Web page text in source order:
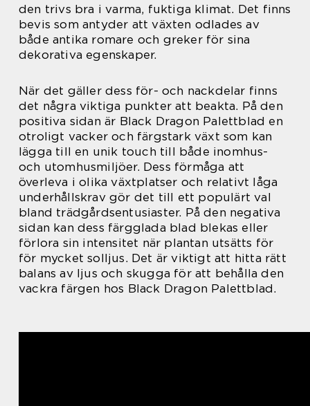
den trivs bra i varma, fuktiga klimat. Det finns
bevis som antyder att växten odlades av
både antika romare och greker för sina
dekorativa egenskaper.
När det gäller dess för- och nackdelar finns
det några viktiga punkter att beakta. På den
positiva sidan är Black Dragon Palettblad en
otroligt vacker och färgstark växt som kan
lägga till en unik touch till både inomhus-
och utomhusmiljöer. Dess förmåga att
överleva i olika växtplatser och relativt låga
underhållskrav gör det till ett populärt val
bland trädgårdsentusiaster. På den negativa
sidan kan dess färgglada blad blekas eller
förlora sin intensitet när plantan utsätts för
för mycket solljus. Det är viktigt att hitta rätt
balans av ljus och skugga för att behålla den
vackra färgen hos Black Dragon Palettblad.